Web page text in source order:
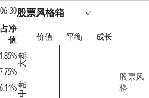
30
占净
值
7.75%
6.11%
股票风格箱
价值 平衡 成长
大盘
中盘
股票风
格